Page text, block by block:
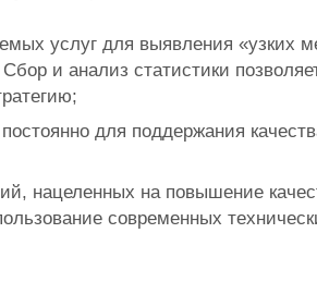
услуг для выявления «узких
и анализ статистики
для поддержания
нацеленных на повышение
современных